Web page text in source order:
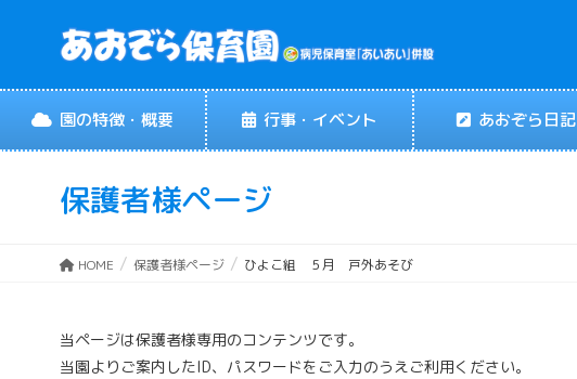
園の特徴・概要 行事・イベント あおぞら日記
保護者様ページ
HOME 保護者様ページ ひよこ組 ５月 戸外あそび
当ページは保護者様専用のコンテンツです。
当園よりご案内したID、パスワードをご入力のうえご利用ください。